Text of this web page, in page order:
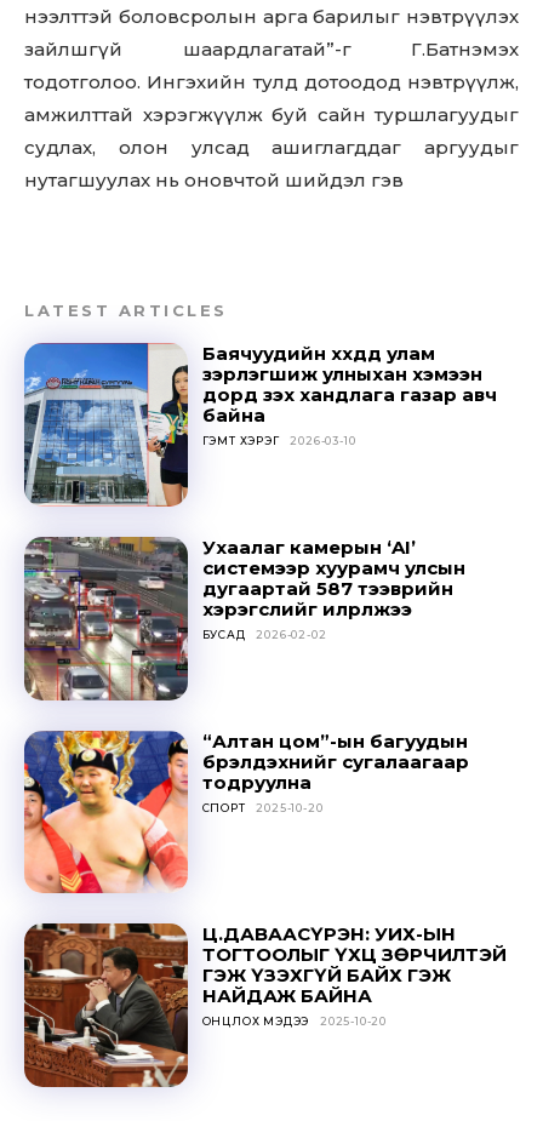
to stay in the loop.
SUBSCRIBE
нээлттэй боловсролын арга барилыг нэвтрүүлэх
зайлшгүй шаардлагатай”-г Г.Батнэмэх
тодотголоо. Ингэхийн тулд дотоодод нэвтрүүлж,
амжилттай хэрэгжүүлж буй сайн туршлагуудыг
судлах, олон улсад ашиглагддаг аргуудыг
нутагшуулах нь оновчтой шийдэл гэв
LATEST ARTICLES
Баячуудийн хүүхдүүд улам
зэрлэгшиж улныхан хэмээн
дорд үзэх хандлага газар авч
байна
ГЭМТ ХЭРЭГ 2026-03-10
Ухаалаг камерын ‘AI’
системээр хуурамч улсын
дугаартай 587 тээврийн
хэрэгслийг илрүүлжээ
БУСАД 2026-02-02
“Алтан цом”-ын багуудын
бүрэлдэхүүнийг сугалаагаар
тодруулна
СПОРТ 2025-10-20
Ц.ДАВААСҮРЭН: УИХ-ЫН
ТОГТООЛЫГ ҮХЦ ЗӨРЧИЛТЭЙ
ГЭЖ ҮЗЭХГҮЙ БАЙХ ГЭЖ
НАЙДАЖ БАЙНА
ОНЦЛОХ МЭДЭЭ 2025-10-20